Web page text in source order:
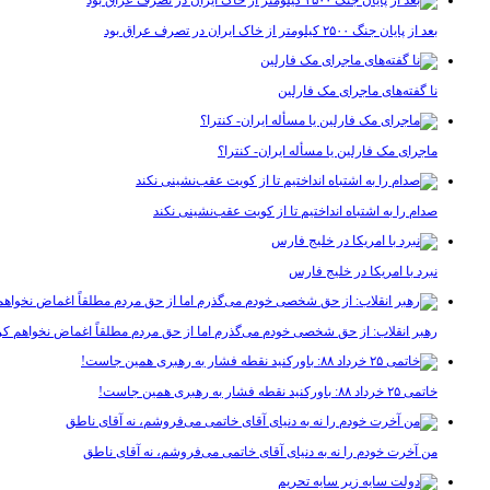
بعد از پایان جنگ ۲۵۰۰ کیلومتر از خاک ایران در تصرف عراق بود
نا گفته‌های ماجرای مک فارلین
ماجرای مک فارلین یا مسأله ایران- کنترا؟
صدام را به اشتباه انداختیم تا از کویت عقب‌نشینی نکند
نبرد با امریکا در خلیج فارس
رهبر انقلاب: از حق شخصی خودم می‌گذرم اما از حق مردم مطلقاً اغماض نخواهم
خاتمی ۲۵ خرداد ۸۸: باورکنید نقطه فشار به رهبری همین جاست!
من آخرت خودم را نه به دنیای آقای خاتمی می‌فروشم، نه آقای ناطق